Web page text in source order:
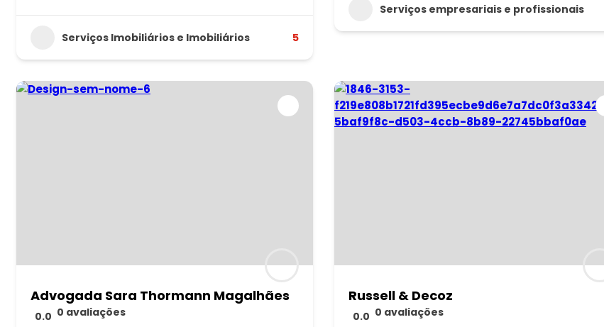
Serviços Imobiliários e Imobiliários 5
Serviços empresariais e profissionais
Advogada Sara Thormann Magalhães
0.0 0 avaliações
Russell & Decoz
0.0 0 avaliações